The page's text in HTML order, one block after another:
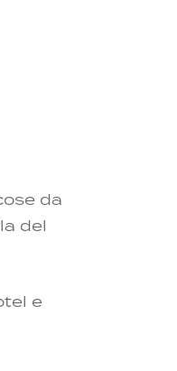
da
del
e